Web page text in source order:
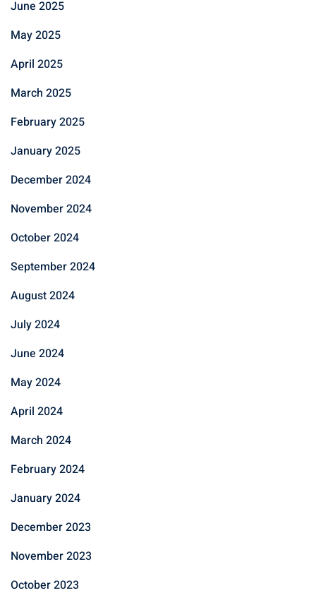
June 2025
May 2025
April 2025
March 2025
February 2025
January 2025
December 2024
November 2024
October 2024
September 2024
August 2024
July 2024
June 2024
May 2024
April 2024
March 2024
February 2024
January 2024
December 2023
November 2023
October 2023